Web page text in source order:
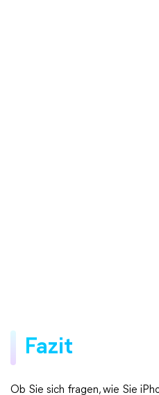
Fazit
Ob Sie sich fragen, wie Sie